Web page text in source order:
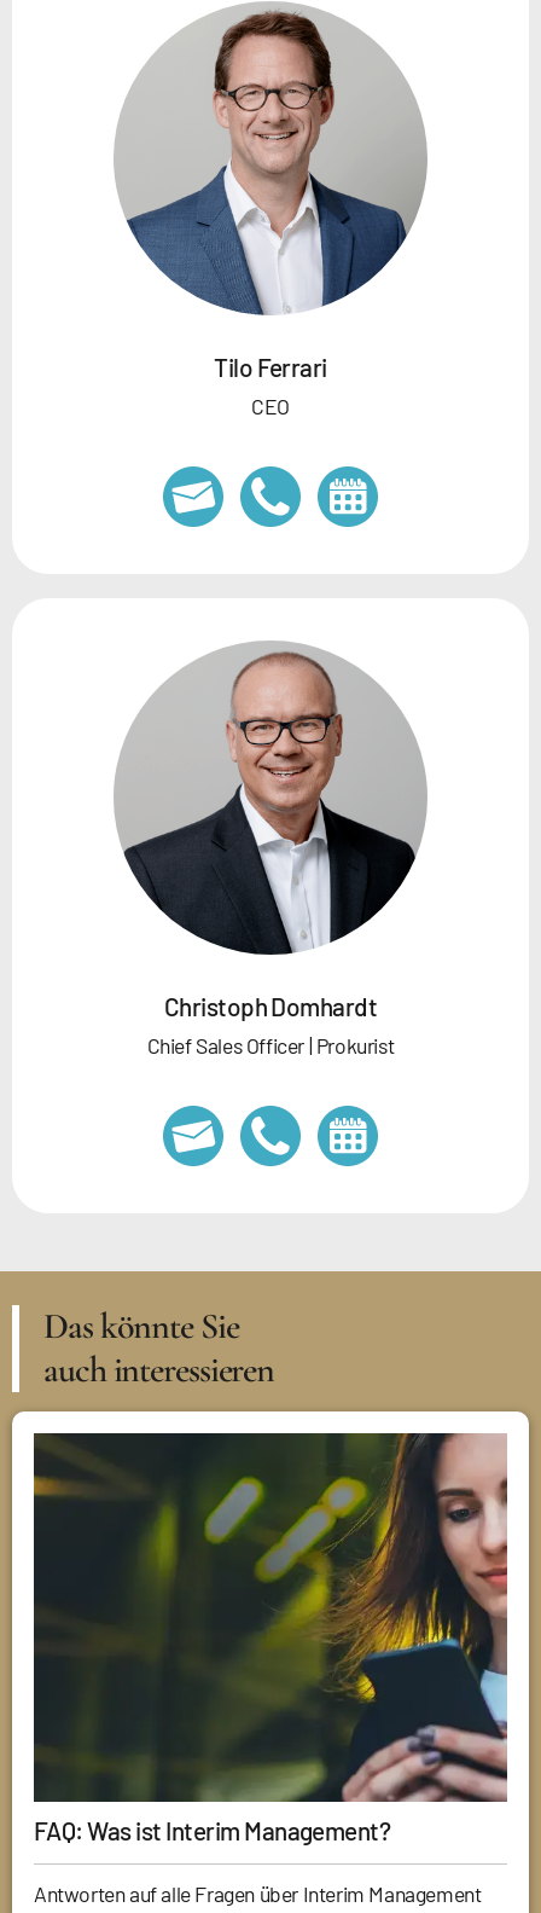
Tilo Ferrari
CEO
Christoph Domhardt
Chief Sales Officer | Prokurist
Das könnte Sie
auch interessieren
FAQ: Was ist Interim Management?
Antworten auf alle Fragen über Interim Management